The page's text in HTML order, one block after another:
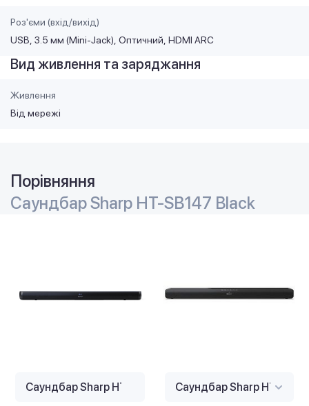
Роз'єми (вхід/вихід)
USB 3.5 мм (Mini-Jack) Оптичний HDMI ARC
Вид живлення та заряджання
Живлення
Від мережі
Порівняння
Саундбар Sharp HT-SB147 Black